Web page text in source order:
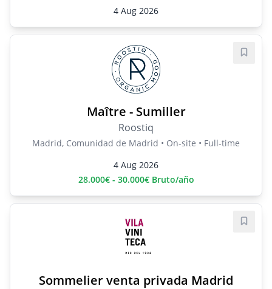
4 Aug 2026
Maître - Sumiller
Roostiq
Madrid, Comunidad de Madrid • On-site • Full-time
4 Aug 2026
28.000€ - 30.000€ Bruto/año
Save
Sommelier venta privada Madrid
Save